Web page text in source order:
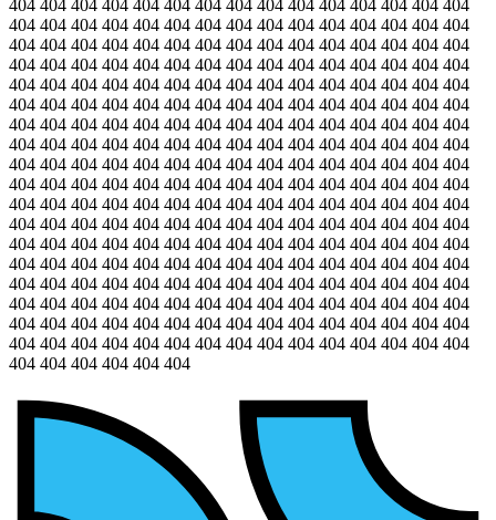
404 404 404 404 404 404 404 404 404 404 404 404 404 404 404
404 404 404 404 404 404 404 404 404 404 404 404 404 404 404
404 404 404 404 404 404 404 404 404 404 404 404 404 404 404
404 404 404 404 404 404 404 404 404 404 404 404 404 404 404
404 404 404 404 404 404 404 404 404 404 404 404 404 404 404
404 404 404 404 404 404 404 404 404 404 404 404 404 404 404
404 404 404 404 404 404 404 404 404 404 404 404 404 404 404
404 404 404 404 404 404 404 404 404 404 404 404 404 404 404
404 404 404 404 404 404 404 404 404 404 404 404 404 404 404
404 404 404 404 404 404 404 404 404 404 404 404 404 404 404
404 404 404 404 404 404 404 404 404 404 404 404 404 404 404
404 404 404 404 404 404 404 404 404 404 404 404 404 404 404
404 404 404 404 404 404 404 404 404 404 404 404 404 404 404
404 404 404 404 404 404 404 404 404 404 404 404 404 404 404
404 404 404 404 404 404 404 404 404 404 404 404 404 404 404
404 404 404 404 404 404 404 404 404 404 404 404 404 404 404
404 404 404 404 404 404 404 404 404 404 404 404 404 404 404
404 404 404 404 404 404 404 404 404 404 404 404 404 404 404
404 404 404 404 404 404